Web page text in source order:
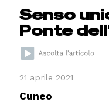
Senso
Ponte
21 aprile 2021
Cuneo